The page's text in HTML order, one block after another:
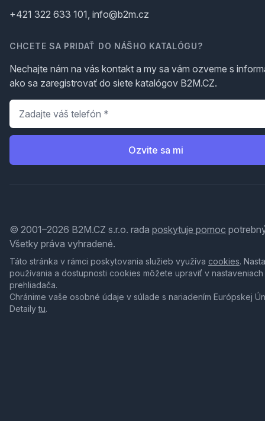
+421 322 633 101, info@b2m.cz
CHCETE SA PRIDAŤ DO NÁŠHO KATALÓGU?
Nechajte nám na vás kontakt a my sa vám ozveme s
ako sa zaregistrovať do siete katalógov B2M.CZ.
Telefón
Ozvite sa mi
© 2001–2026 B2M.CZ s.r.o. rada poskytuje pomoc
Všetky práva vyhradené.
Táto stránka v rámci poskytovania služieb využíva cookies.
používania a dostupnosti cookies môžete upraviť v nastaveniach
prehliadača.
Chránime vaše osobné údaje v súlade s nariadením Európskej
Detailytu.